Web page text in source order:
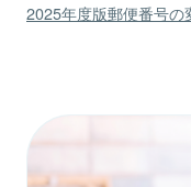
2025年度版郵便番号の